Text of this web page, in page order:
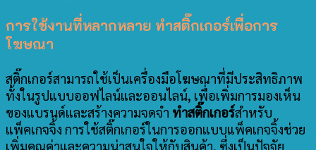
การใช้งานที่หลากหลาย ทำสติ๊กเกอร์เพื่อการ
โฆษณา
สติ๊กเกอร์สามารถใช้เป็นเครื่องมือโฆษณาที่มีประสิทธิภาพ
ทั้งในรูปแบบออฟไลน์และออนไลน์, เพื่อเพิ่มการมองเห็น
ของแบรนด์และสร้างความจดจำ ทำสติ๊กเกอร์สำหรับ
แพ็คเกจจิ้ง การใช้สติ๊กเกอร์ในการออกแบบแพ็คเกจจิ้งช่วย
เพิ่มคุณค่าและความน่าสนใจให้กับสินค้า, ซึ่งเป็นปัจจัย